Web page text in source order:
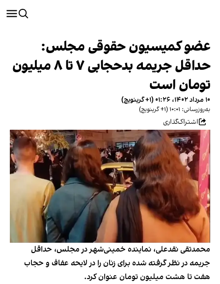
عضو کمیسیون حقوقی مجلس:
حداقل جریمه بدحجابی ۷ تا ۸ میلیون
تومان است
۱۰ مرداد ۱۴۰۲، ۰۱:۲۶ (‎+۱ گرینویچ)
به‌روزرسانی: ۱۰:۰۱ (‎+۱ گرینویچ)
اشتراک‌گذاری
محمدتقی نقدعلی، نماینده خمینی‌شهر در مجلس، حداقل
جریمه در نظر گرفته شده برای زنان را در لایحه عفاف و حجاب
هفت تا هشت میلیون تومان عنوان کرد.